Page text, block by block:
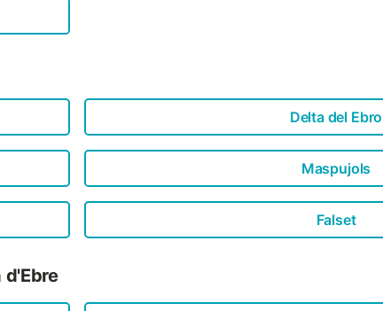
Delta del Ebro
Maspujols
Falset
d'Ebre